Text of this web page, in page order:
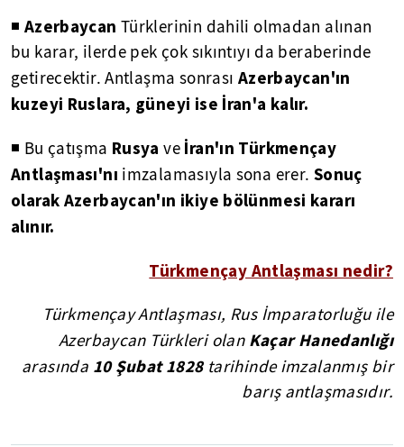
◾ Azerbaycan Türklerinin dahili olmadan alınan
bu karar, ilerde pek çok sıkıntıyı da beraberinde
getirecektir. Antlaşma sonrası Azerbaycan'ın
kuzeyi Ruslara, güneyi ise İran'a kalır.
◾ Bu çatışma Rusyave İran'ın Türkmençay
Antlaşması'nı imzalamasıyla sona erer. Sonuç
olarak Azerbaycan'ın ikiye bölünmesi kararı
alınır.
Türkmençay Antlaşması nedir?
Türkmençay Antlaşması, Rus İmparatorluğu ile
Azerbaycan Türkleri olan Kaçar Hanedanlığı
arasında 10 Şubat 1828tarihinde imzalanmış bir
barış antlaşmasıdır.